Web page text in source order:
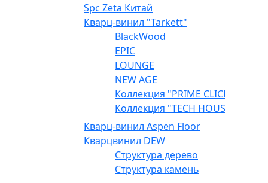
Spc Zeta Китай
Кварц-винил "Tarkett"
BlackWood
EPIC
LOUNGE
NEW AGE
Коллекция "PRIME CLICK"
Коллекция "TECH HOUSE"
Кварц-винил Aspen Floor
Кварцвинил DEW
Структура дерево
Структура камень